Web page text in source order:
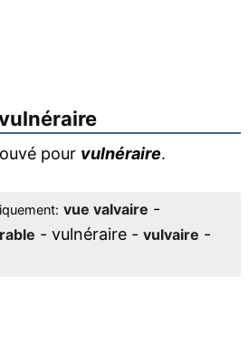
pour vulnéraire.
vue valvaire -
- vulnéraire - vulvaire -